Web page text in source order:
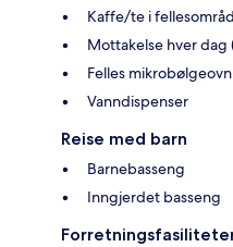
Kaffe/te i
Mottakelse hver dag
Felles mikrobølgeovn
Vanndispenser
Reise med barn
Barnebasseng
Inngjerdet basseng